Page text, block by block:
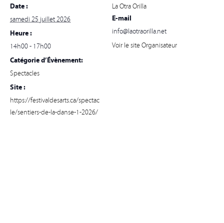
Date :
samedi 25 juillet 2026
Heure :
14h00 - 17h00
Catégorie d’Évènement:
Spectacles
Site :
https://festivaldesarts.ca/spectac
le/sentiers-de-la-danse-1-2026/
La Otra Orilla
E-mail
info@laotraorilla.net
Voir le site Organisateur